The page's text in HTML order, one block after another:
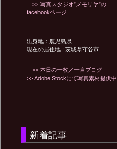
>> 写真スタジオ”メモリヤ”の
facebookページ
出身地：鹿児島県
現在の居住地 : 茨城県守谷市
>> 本日の一枚／一言ブログ
>> Adobe Stockにて写真素材提供中
新着記事